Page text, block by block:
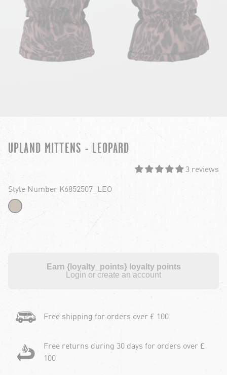
UPLAND MITTENS - LEOPARD
3 reviews
Style Number K6852507_LEO
Earn {loyalty_points} loyalty points
Login or create an account
Free shipping for orders over £ 100
Free returns during 30 days for orders over £
100